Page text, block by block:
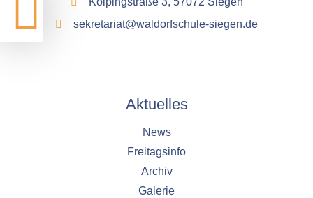
sekretariat@waldorfschule-siegen.de
Aktuelles
News
Freitagsinfo
Archiv
Galerie